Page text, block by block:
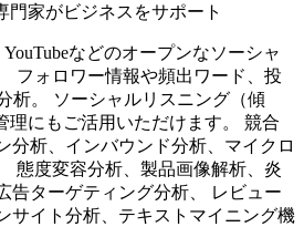
門家がビジネスをサポート
などのオープンなソーシャ
フォロワー情報や頻出ワード、投
析。 ソーシャルリスニング（傾
理にもご活用いただけます。 競合
分析、インバウンド分析、マイクロ
態度変容分析、製品画像解析、炎
告ターゲティング分析、 レビュー
サイト分析、テキストマイニング機